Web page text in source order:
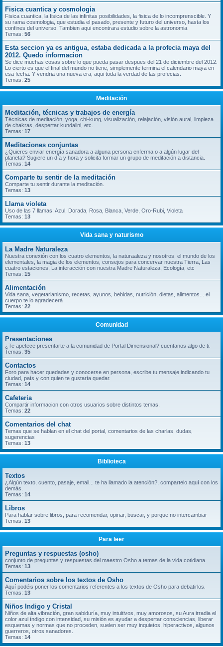
Fisica cuantica y cosmologia
Fisica cuantica, la fisica de las infinitas posibilidades, la fisica de lo incomprenscible. Y
su rama cosmologia, que estudia el pasado, presente y futuro del universo, hasta los
confines del universo. Tambien aqui encontrara estudio sobre la astronomia.
Temas: 56
Esta seccion ya es antigua, estaba dedicada a la profecia maya del
2012. Quedo informacion
Se dice muchas cosas sobre lo que pueda pasar despues del 21 de diciembre del 2012.
Lo cierto es que el final del mundo no tiene, simplemente termina el calendario maya en
esa fecha. Y vendria una nueva era, aqui toda la verdad de las profecias.
Temas: 25
Meditación
Meditación, técnicas y trabajos de energía
Técnicas de meditación, yoga, chi-kung, visualización, relajación, visión aural, limpieza
de chakras, despertar kundalini, etc.
Temas: 17
Meditaciones conjuntas
¿Quieres enviar energía sanadora a alguna persona enferma o a algún lugar del
planeta? Sugiere un día y hora y solicita formar un grupo de meditación a distancia.
Temas: 14
Comparte tu sentir de la meditación
Comparte tu sentir durante la meditación.
Temas: 13
Llama violeta
Uso de las 7 llamas: Azul, Dorada, Rosa, Blanca, Verde, Oro-Rubi, Violeta
Temas: 13
Vida sana y naturismo
La Madre Naturaleza
Nuestra conexión con los cuatro elementos, la naturaaleza y nosotros, el mundo de los
elementales, la magia de los elementos, consejos para concervar nuestra Tierra, Las
cuatro estaciones, La interacción con nuestra Madre Naturaleza, Ecología, etc
Temas: 15
Alimentación
Vida sana, vegetarianismo, recetas, ayunos, bebidas, nutrición, dietas, alimentos... el
cuerpo te lo agradecerá
Temas: 22
Comunidad
Presentaciones
¿Te apetece presentarte a la comunidad de Portal Dimensional? cuentanos algo de ti.
Temas: 35
Contactos
Foro para hacer quedadas y conocerse en persona, escribe tu mensaje indicando tu
ciudad, país y con quien te gustaría quedar.
Temas: 14
Cafeteria
Compartir informacion con otros usuarios sobre distintos temas.
Temas: 22
Comentarios del chat
Temas que se hablan en el chat del portal, comentarios de las charlas, dudas,
sugerencias
Temas: 13
Biblioteca
Textos
¿Algún texto, cuento, pasaje, email... te ha llamado la atención?, compartelo aquí con los
demás.
Temas: 14
Libros
Para hablar sobre libros, para recomendar, opinar, buscar, y porque no intercambiar
Temas: 13
Para leer
Preguntas y respuestas (osho)
conjunto de preguntas y respuestas del maestro Osho a temas de la vida cotidiana.
Temas: 13
Comentarios sobre los textos de Osho
Aquí podéis poner los comentarios referentes a los textos de Osho para debatirlos.
Temas: 13
Niños Indigo y Cristal
Niños de alta vibración, gran sabiduría, muy intuitivos, muy amorosos, su Aura irradia el
color azul índigo con intensidad, su misión es ayudar a despertar consciencias, liberar
esquemas y normas que no proceden, suelen ser muy inquietos, hiperactivos, algunos
guerreros, otros sanadores.
Temas: 14